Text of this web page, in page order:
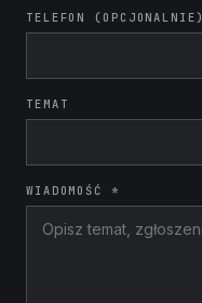
TELEFON (OPCJONALNIE)
TEMAT
WIADOMOŚĆ *